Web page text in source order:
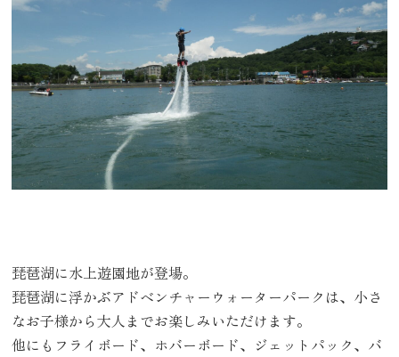
琵琶湖に水上遊園地が登場。
琵琶湖に浮かぶアドベンチャーウォーターパークは、小さ
なお子様から大人までお楽しみいただけます。
他にもフライボード、ホバーボード、ジェットパック、バ